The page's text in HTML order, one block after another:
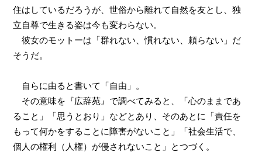
住はしているだろうが、世俗から離れて自然を友とし、独
立自尊で生きる姿は今も変わらない。
彼女のモットーは「群れない、慣れない、頼らない」だ
そうだ。
自らに由ると書いて「自由」。
その意味を『広辞苑』で調べてみると、「心のままであ
ること」「思うとおり」などとあり、そのあとに「責任を
もって何かをすることに障害がないこと」「社会生活で、
個人の権利（人権）が侵されないこと」とつづく。